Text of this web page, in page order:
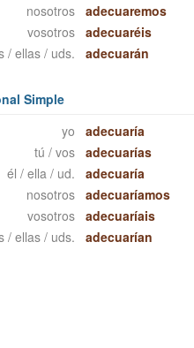
nosotros
adecuaremos
vosotros
adecuaréis
/ ellas / uds.
adecuarán
Simple
yo
adecuaría
tú / vos
adecuarías
él / ella / ud.
adecuaría
nosotros
adecuaríamos
vosotros
adecuaríais
/ ellas / uds.
adecuarían